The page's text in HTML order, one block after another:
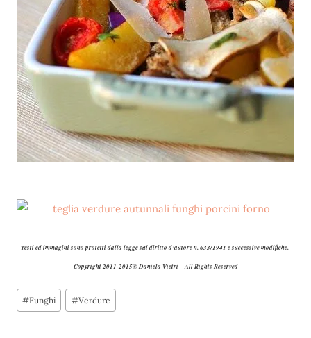
Testi ed immagini sono protetti dalla legge sul diritto d’autore n. 633/1941 e successive modifiche.
Copyright 2011-2015© Daniela Vietri – All Rights Reserved
Tag
articolo:
#Funghi #Verdure